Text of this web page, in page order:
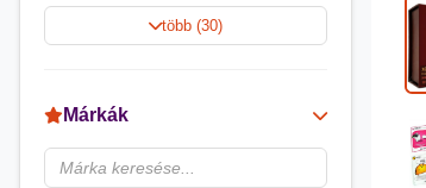
Keller&Mayer 60
Spin Master
Delta Vision 28
több (30)
Márkák